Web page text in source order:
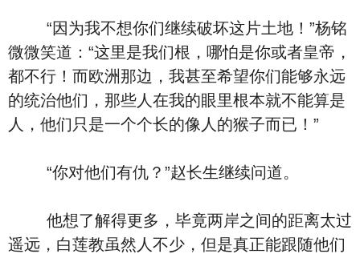
“因为我不想你们继续破坏这片土地！”杨铭
微微笑道：“这里是我们根，哪怕是你或者皇帝，
都不行！而欧洲那边，我甚至希望你们能够永远
的统治他们，那些人在我的眼里根本就不能算是
人，他们只是一个个长的像人的猴子而已！”
“你对他们有仇？”赵长生继续问道。
他想了解得更多，毕竟两岸之间的距离太过
遥远，白莲教虽然人不少，但是真正能跟随他们